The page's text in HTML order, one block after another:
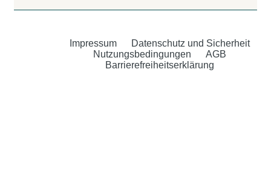
Impressum
Datenschutz und Sicherheit
Nutzungsbedingungen
AGB
Barrierefreiheitserklärung